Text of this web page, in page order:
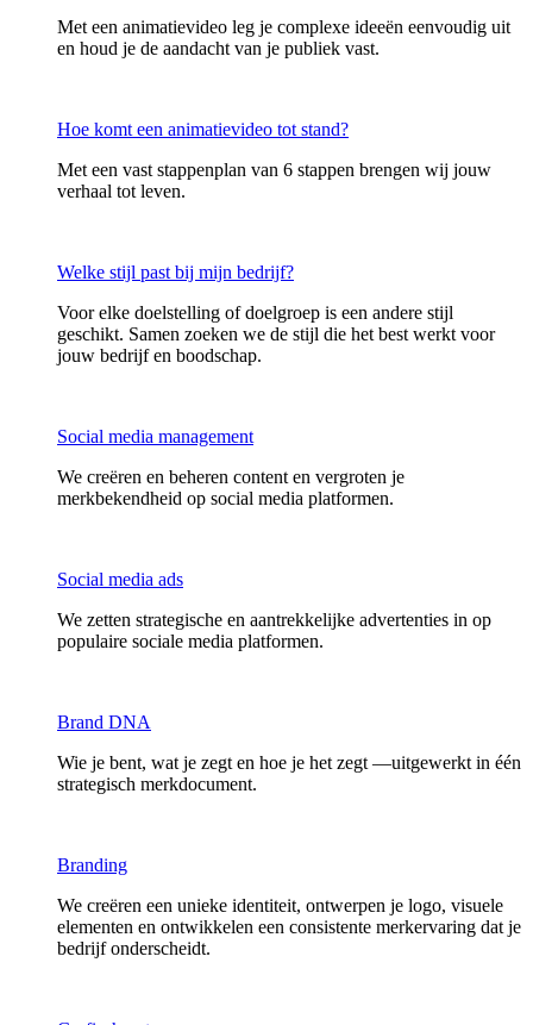
Met een animatievideo leg je complexe ideeën eenvoudig uit
en houd je de aandacht van je publiek vast.
Hoe komt een animatievideo tot stand?
Met een vast stappenplan van 6 stappen brengen wij jouw
verhaal tot leven.
Welke stijl past bij mijn bedrijf?
Voor elke doelstelling of doelgroep is een andere stijl
geschikt. Samen zoeken we de stijl die het best werkt voor
jouw bedrijf en boodschap.
Social media management
We creëren en beheren content en vergroten je
merkbekendheid op social media platformen.
Social media ads
We zetten strategische en aantrekkelijke advertenties in op
populaire sociale media platformen.
Brand DNA
Wie je bent, wat je zegt en hoe je het zegt —uitgewerkt in één
strategisch merkdocument.
Branding
We creëren een unieke identiteit, ontwerpen je logo, visuele
elementen en ontwikkelen een consistente merkervaring dat je
bedrijf onderscheidt.